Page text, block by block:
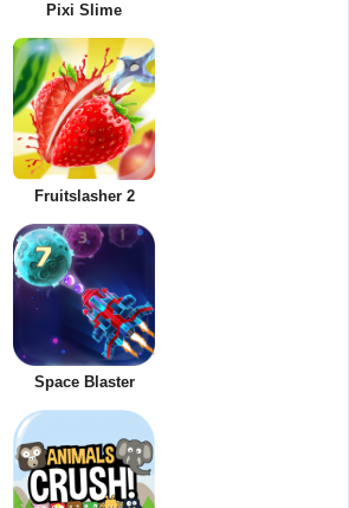
Pixi Slime
Fruitslasher 2
Space Blaster